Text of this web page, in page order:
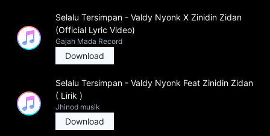
Selalu Tersimpan - Valdy Nyonk X Zinidin Zidan
(Official Lyric Video)
Gajah Mada Record
Download
Selalu Tersimpan - Valdy Nyonk Feat Zinidin Zidan
( Lirik )
Jhinod musik
Download